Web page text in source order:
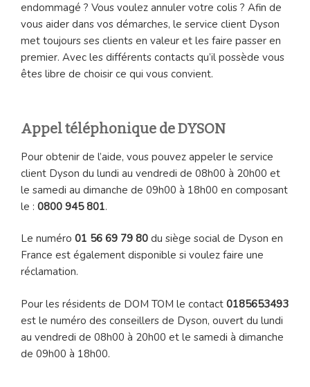
endommagé ? Vous voulez annuler votre colis ? Afin de
vous aider dans vos démarches, le service client Dyson
met toujours ses clients en valeur et les faire passer en
premier. Avec les différents contacts qu’il possède vous
êtes libre de choisir ce qui vous convient.
Appel téléphonique de DYSON
Pour obtenir de l’aide, vous pouvez appeler le service
client Dyson du lundi au vendredi de 08h00 à 20h00 et
le samedi au dimanche de 09h00 à 18h00 en composant
le : 0800 945 801.
Le numéro 01 56 69 79 80 du siège social de Dyson en
France est également disponible si voulez faire une
réclamation.
Pour les résidents de DOM TOM le contact 0185653493
est le numéro des conseillers de Dyson, ouvert du lundi
au vendredi de 08h00 à 20h00 et le samedi à dimanche
de 09h00 à 18h00.